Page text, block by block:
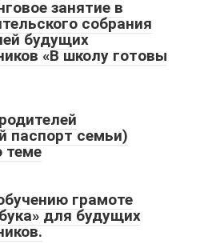
занятие в
собрания
будущих
«В школу готовы
паспорт семьи)
теме
грамоте
для будущих